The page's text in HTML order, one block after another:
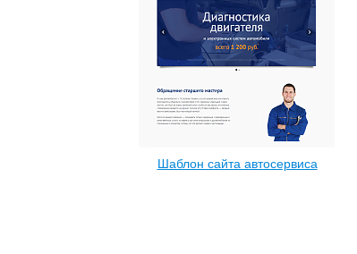
Шаблон сайта автосервиса